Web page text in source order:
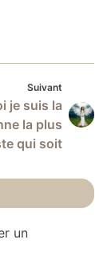
Suivant
je suis la
la plus
qui soit
un